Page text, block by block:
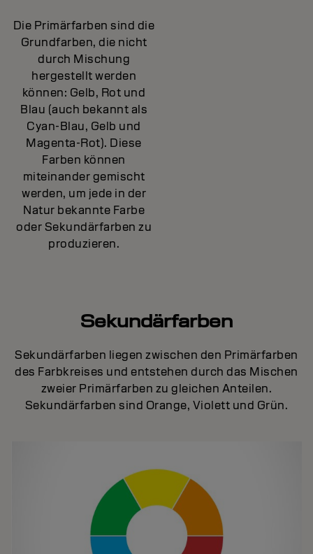
Die Primärfarben sind die
Grundfarben, die nicht
durch Mischung
hergestellt werden
können: Gelb, Rot und
Blau (auch bekannt als
Cyan-Blau, Gelb und
Magenta-Rot). Diese
Farben können
miteinander gemischt
werden, um jede in der
Natur bekannte Farbe
oder Sekundärfarben zu
produzieren.
Sekundärfarben
Sekundärfarben liegen zwischen den Primärfarben
des Farbkreises und entstehen durch das Mischen
zweier Primärfarben zu gleichen Anteilen.
Sekundärfarben sind Orange, Violett und Grün.